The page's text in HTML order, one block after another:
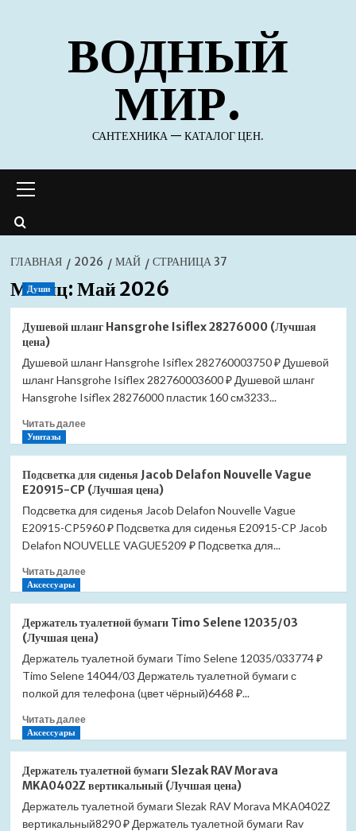
содержимомуВОДНЫЙ
МИР.
САНТЕХНИКА — КАТАЛОГ ЦЕН.
меню
ГЛАВНАЯ 2026 МАЙ СТРАНИЦА 37
Месяц:Май 2026
Души
Душевой шланг Hansgrohe Isiflex 28276000 (Лучшая
цена)
Душевой шланг Hansgrohe Isiflex 282760003750 ₽ Душевой
шланг Hansgrohe Isiflex 282760003600 ₽ Душевой шланг
Hansgrohe Isiflex 28276000 пластик 160 см3233...
Читать далееПрочитать
шланг
Hansgrohe
Isiflex
28276000
(Лучшая
Унитазы
Подсветка для сиденья Jacob Delafon Nouvelle Vague
E20915-CP (Лучшая цена)
Подсветка для сиденья Jacob Delafon Nouvelle Vague
E20915-CP5960 ₽ Подсветка для сиденья E20915-CP Jacob
Delafon NOUVELLE VAGUE5209 ₽ Подсветка для...
Читать далееПрочитать
для
сиденья
Jacob
Delafon
Nouvelle
E20915-
(Лучшая
Аксессуары
Держатель туалетной бумаги Timo Selene 12035/03
(Лучшая цена)
Держатель туалетной бумаги Timo Selene 12035/033774 ₽
Timo Selene 14044/03 Держатель туалетной бумаги с
полкой для телефона (цвет чёрный)6468 ₽...
Читать далееПрочитать
туалетной
бумаги
Timo
Selene
Аксессуары
Держатель туалетной бумаги Slezak RAV Morava
MKA0402Z вертикальный (Лучшая цена)
Держатель туалетной бумаги Slezak RAV Morava MKA0402Z
вертикальный8290 ₽ Держатель туалетной бумаги Rav